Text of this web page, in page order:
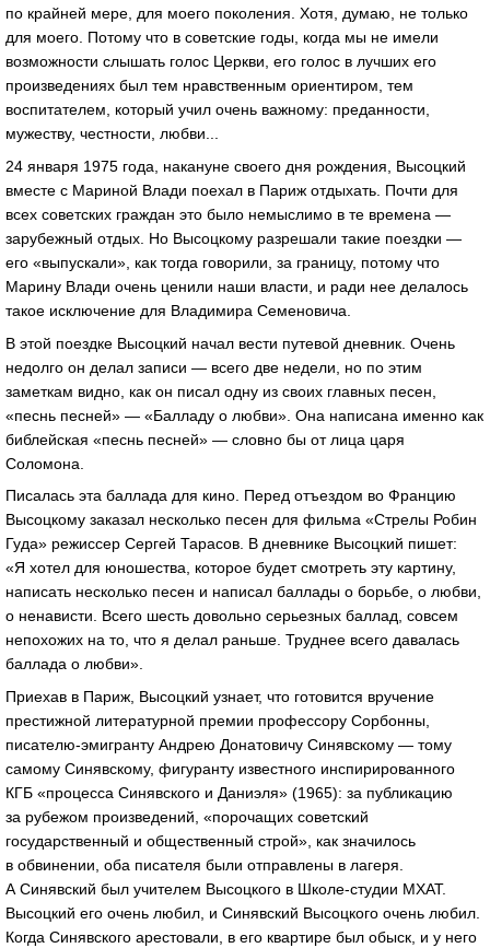
по крайней мере, для моего поколения. Хотя, думаю, не только
для моего. Потому что в советские годы, когда мы не имели
возможности слышать голос Церкви, его голос в лучших его
произведениях был тем нравственным ориентиром, тем
воспитателем, который учил очень важному: преданности,
мужеству, честности, любви...
24 января 1975 года, накануне своего дня рождения, Высоцкий
вместе с Мариной Влади поехал в Париж отдыхать. Почти для
всех советских граждан это было немыслимо в те времена —
зарубежный отдых. Но Высоцкому разрешали такие поездки —
его «выпускали», как тогда говорили, за границу, потому что
Марину Влади очень ценили наши власти, и ради нее делалось
такое исключение для Владимира Семеновича.
В этой поездке Высоцкий начал вести путевой дневник. Очень
недолго он делал записи — всего две недели, но по этим
заметкам видно, как он писал одну из своих главных песен,
«песнь песней» — «Балладу о любви». Она написана именно как
библейская «песнь песней» — словно бы от лица царя
Соломона.
Писалась эта баллада для кино. Перед отъездом во Францию
Высоцкому заказал несколько песен для фильма «Стрелы Робин
Гуда» режиссер Сергей Тарасов. В дневнике Высоцкий пишет:
«Я хотел для юношества, которое будет смотреть эту картину,
написать несколько песен и написал баллады о борьбе, о любви,
о ненависти. Всего шесть довольно серьезных баллад, совсем
непохожих на то, что я делал раньше. Труднее всего давалась
баллада о любви».
Приехав в Париж, Высоцкий узнает, что готовится вручение
престижной литературной премии профессору Сорбонны,
писателю-эмигранту Андрею Донатовичу Синявскому — тому
самому Синявскому, фигуранту известного инспирированного
КГБ «процесса Синявского и Даниэля» (1965): за публикацию
за рубежом произведений, «порочащих советский
государственный и общественный строй», как значилось
в обвинении, оба писателя были отправлены в лагеря.
А Синявский был учителем Высоцкого в Школе-студии МХАТ.
Высоцкий его очень любил, и Синявский Высоцкого очень любил.
Когда Синявского арестовали, в его квартире был обыск, и у него